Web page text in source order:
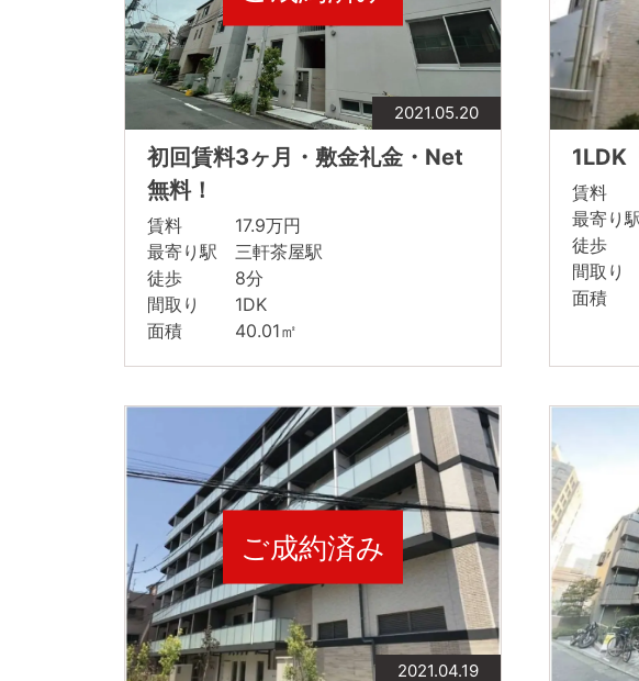
2021.05.20
初回賃料3ヶ月・敷金礼金・Net
無料！
賃料 17.9万円
最寄り駅 三軒茶屋駅
徒歩 8分
間取り 1DK
面積 40.01㎡
1LDK
賃料
最寄り
徒歩
間取
面積
ご成約済み
2021.04.19